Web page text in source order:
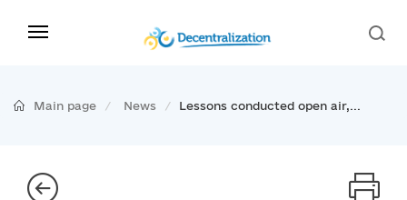
Main page News Lessons conducted open air,...